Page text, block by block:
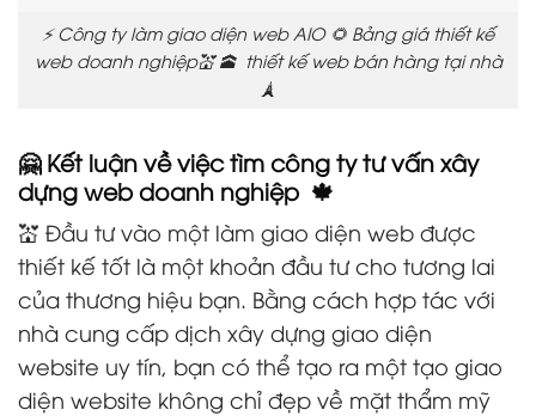
⚡ Công ty làm giao diện web AIO 🌻 Bảng giá thiết kế
web doanh nghiệp💒 🕋 thiết kế web bán hàng tại nhà
🗼
🤗 Kết luận về việc tìm công ty tư vấn xây
dựng web doanh nghiệp 🍁
💒 Đầu tư vào một làm giao diện web được
thiết kế tốt là một khoản đầu tư cho tương lai
của thương hiệu bạn. Bằng cách hợp tác với
nhà cung cấp dịch xây dựng giao diện
website uy tín, bạn có thể tạo ra một tạo giao
diện website không chỉ đẹp về mặt thẩm mỹ